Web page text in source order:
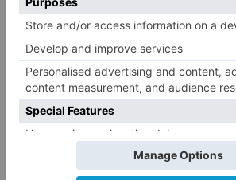
3
refuerzo del
4
Lizancos ha
éxito del